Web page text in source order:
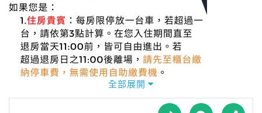
特
色
民
宿
球
全部展開